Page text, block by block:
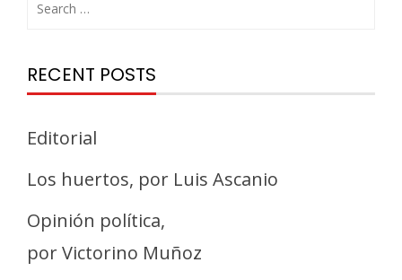
RECENT POSTS
Editorial
Los huertos, por Luis Ascanio
Opinión política,
por Victorino Muñoz